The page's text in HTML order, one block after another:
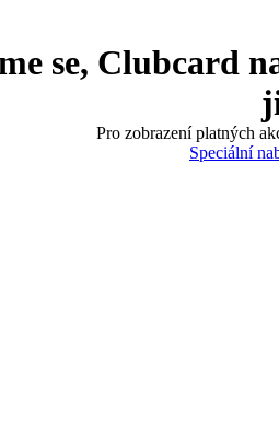
se, Clubcard
Pro zobrazení platných
Speciální